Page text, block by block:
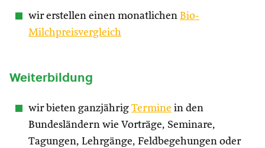
wir erstellen einen monatlichen Bio-
Milchpreisvergleich
Weiterbildung
wir bieten ganzjährig Termine in den
Bundesländern wie Vorträge, Seminare,
Tagungen, Lehrgänge, Feldbegehungen oder